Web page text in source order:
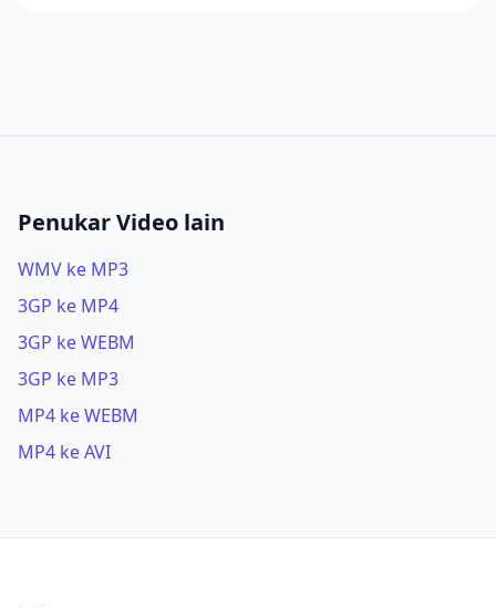
Penukar Video lain
WMV ke MP3
3GP ke MP4
3GP ke WEBM
3GP ke MP3
MP4 ke WEBM
MP4 ke AVI